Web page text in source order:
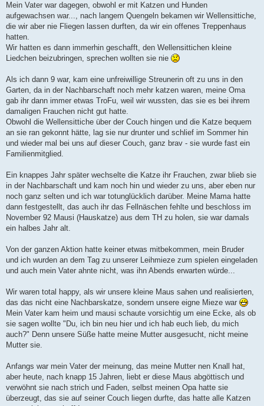
t
r
a
g
Mein Vater war dagegen, obwohl er mit Katzen und Hunden
aufgewachsen war..., nach langem Quengeln bekamen wir Wellensittiche,
die wir aber nie Fliegen lassen durften, da wir ein offenes Treppenhaus
hatten.
Wir hatten es dann immerhin geschafft, den Wellensittichen kleine
Liedchen beizubringen, sprechen wollten sie nie
Als ich dann 9 war, kam eine unfreiwillige Streunerin oft zu uns in den
Garten, da in der Nachbarschaft noch mehr katzen waren, meine Oma
gab ihr dann immer etwas TroFu, weil wir wussten, das sie es bei ihrem
damaligen Frauchen nicht gut hatte.
Obwohl die Wellensittiche über der Couch hingen und die Katze bequem
an sie ran gekonnt hätte, lag sie nur drunter und schlief im Sommer hin
und wieder mal bei uns auf dieser Couch, ganz brav - sie wurde fast ein
Familienmitglied.
Ein knappes Jahr später wechselte die Katze ihr Frauchen, zwar blieb sie
in der Nachbarschaft und kam noch hin und wieder zu uns, aber eben nur
noch ganz selten und ich war totunglücklich darüber. Meine Mama hatte
dann festgestellt, das auch ihr das Fellnäschen fehlte und beschloss im
November 92 Mausi (Hauskatze) aus dem TH zu holen, sie war damals
ein halbes Jahr alt.
Von der ganzen Aktion hatte keiner etwas mitbekommen, mein Bruder
und ich wurden an dem Tag zu unserer Leihmieze zum spielen eingeladen
und auch mein Vater ahnte nicht, was ihn Abends erwarten würde...
Wir waren total happy, als wir unsere kleine Maus sahen und realisierten,
das das nicht eine Nachbarskatze, sondern unsere eigne Mieze war
Mein Vater kam heim und mausi schaute vorsichtig um eine Ecke, als ob
sie sagen wollte "Du, ich bin neu hier und ich hab euch lieb, du mich
auch?" Denn unsere Süße hatte meine Mutter ausgesucht, nicht meine
Mutter sie.
Anfangs war mein Vater der meinung, das meine Mutter nen Knall hat,
aber heute, nach knapp 15 Jahren, liebt er diese Maus abgöttisch und
verwöhnt sie nach strich und Faden, selbst meinen Opa hatte sie
überzeugt, das sie auf seiner Couch liegen durfte, das hatte alle Katzen